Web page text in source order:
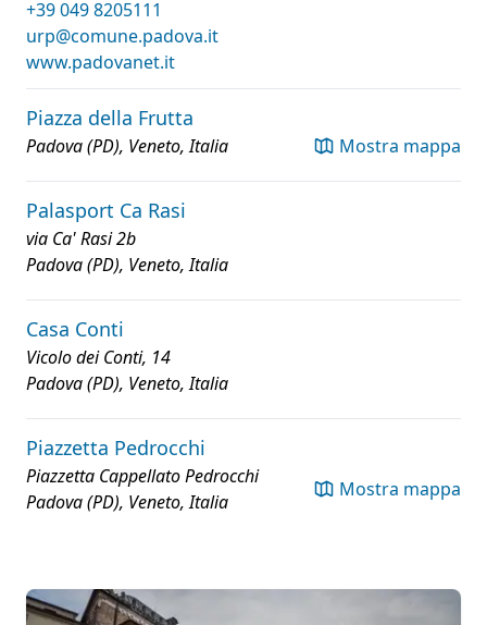
+39 049 8205111
urp@comune.padova.it
www.padovanet.it
Piazza della Frutta
Padova (PD), Veneto, Italia Mostra mappa
Palasport Ca Rasi
via Ca' Rasi 2b
Padova (PD), Veneto, Italia
Casa Conti
Vicolo dei Conti, 14
Padova (PD), Veneto, Italia
Piazzetta Pedrocchi
Piazzetta Cappellato Pedrocchi
Padova (PD), Veneto, Italia
Mostra mappa